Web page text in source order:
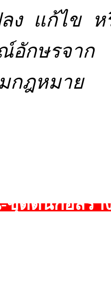
ง แก้ไข ห
อักษรจาก
กฎหมาย
ดดินก่อสร้า